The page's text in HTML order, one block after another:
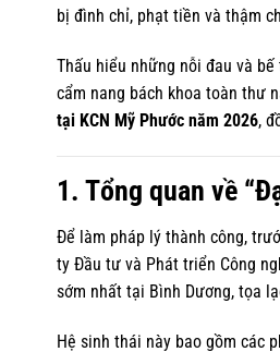
bị đình chỉ, phạt tiền và thậm
Thấu hiểu những nỗi đau và bế
cẩm nang bách khoa toàn thư
tại KCN Mỹ Phước năm 2026,
1. Tổng quan về
Để làm pháp lý thành công,
ty Đầu tư và Phát triển Công
sớm nhất tại Bình Dương, tọa
Hệ sinh thái này bao gồm các